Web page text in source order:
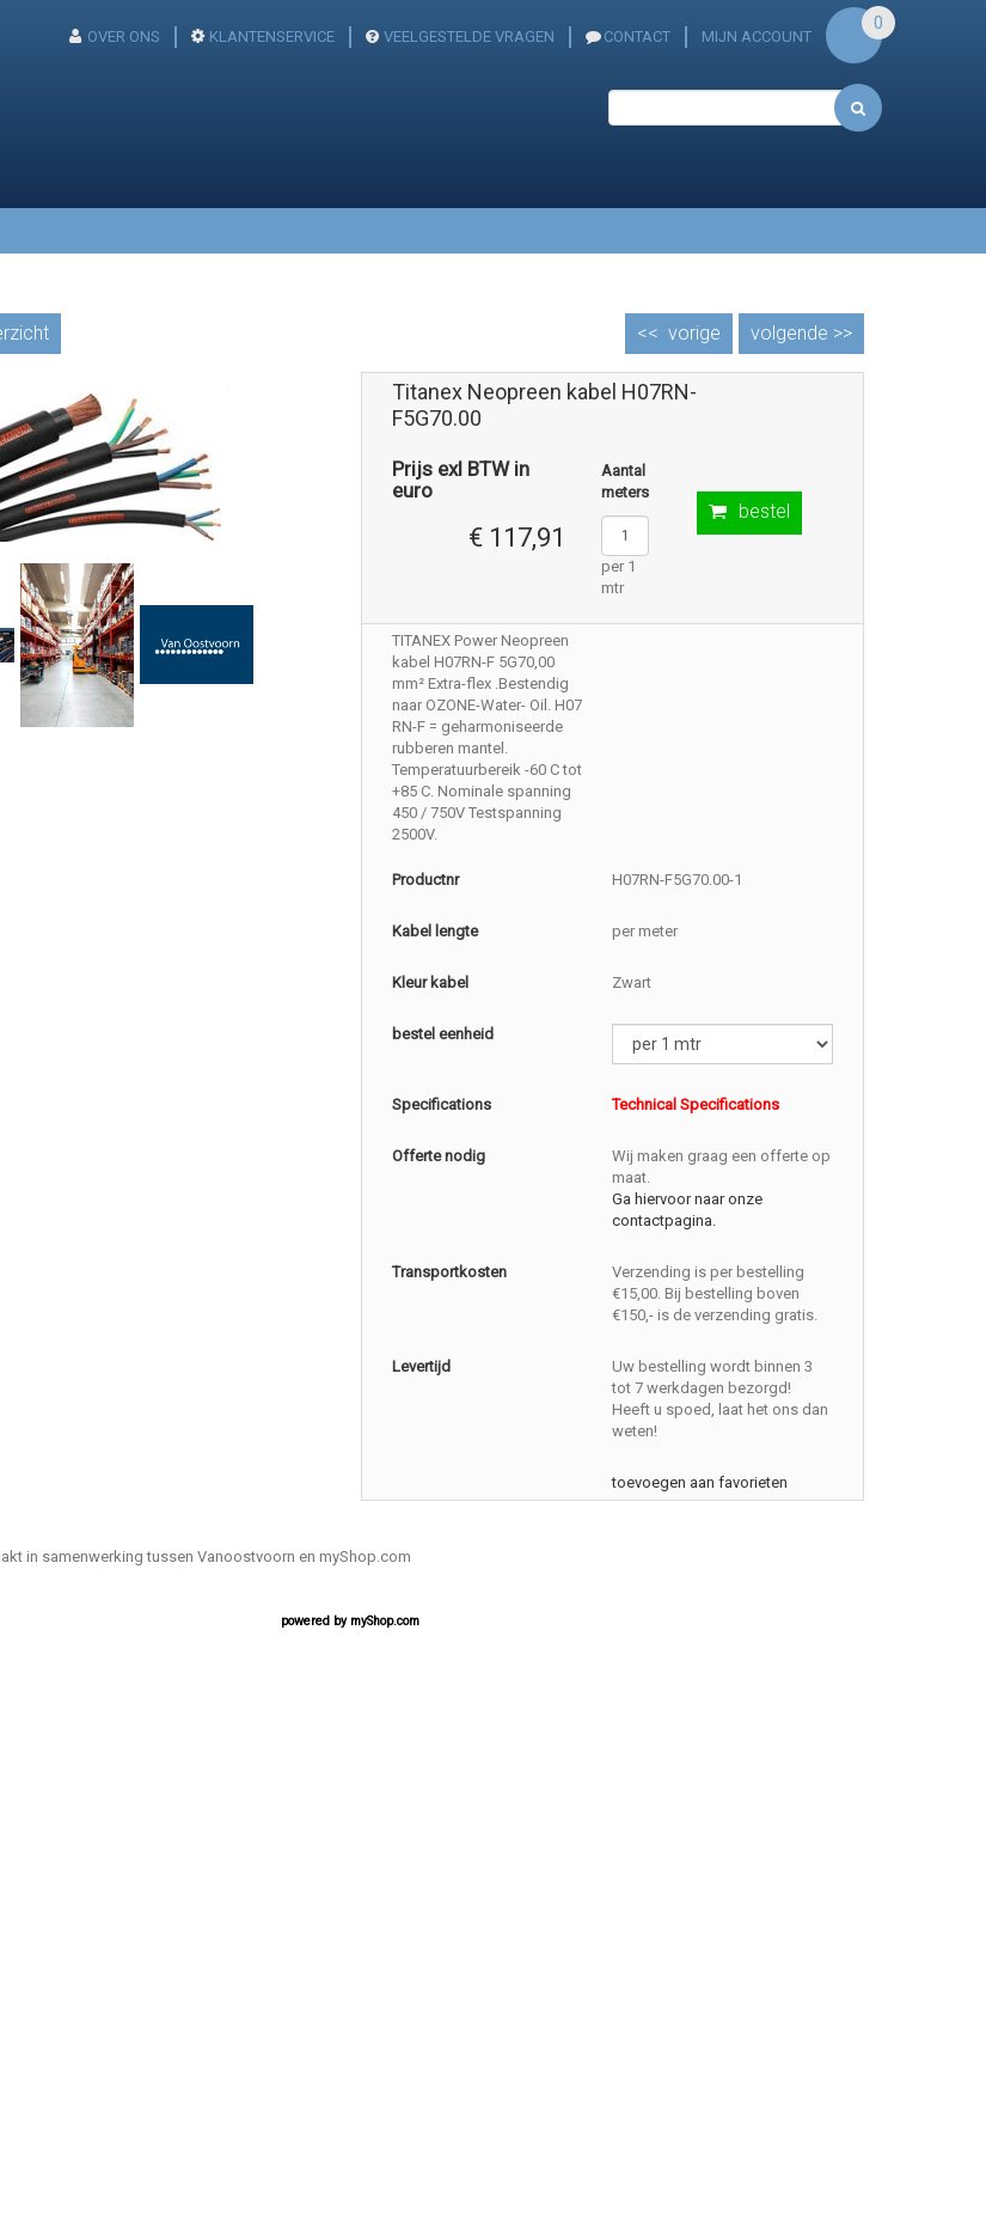
OVER ONS KLANTENSERVICE VEELGESTELDE VRAGEN CONTACT MIJN ACCOUNT
0
volgende >>
<< vorige
Titanex Neopreen kabel H07RN-
F5G70.00
Prijs exl BTW in
euro
€ 117,91
Aantal
meters
per 1
mtr
bestel
TITANEX Power Neopreen
kabel H07RN-F 5G70,00
mm² Extra-flex .Bestendig
naar OZONE-Water- Oil. H07
RN-F = geharmoniseerde
rubberen mantel.
Temperatuurbereik -60 C tot
+85 C. Nominale spanning
450 / 750V Testspanning
2500V.
Productnr H07RN-F5G70.00-1
Kabel lengte per meter
Kleur kabel Zwart
bestel eenheid
Specifications Technical Specifications
Offerte nodig
Wij maken graag een offerte op
maat.
Ga hiervoor naar onze
contactpagina.
Transportkosten
Verzending is per bestelling
€15,00. Bij bestelling boven
€150,- is de verzending gratis.
Levertijd
Uw bestelling wordt binnen 3
tot 7 werkdagen bezorgd!
Heeft u spoed, laat het ons dan
weten!
toevoegen aan favorieten
in samenwerking tussen Vanoostvoorn en myShop.com
powered by myShop.com